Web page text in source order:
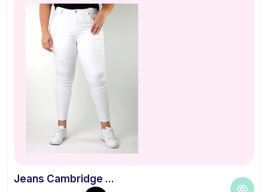
Jeans Cambridge ...